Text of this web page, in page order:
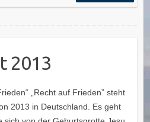
2013
„Recht auf Frieden” steht
2013 in Deutschland. Es geht